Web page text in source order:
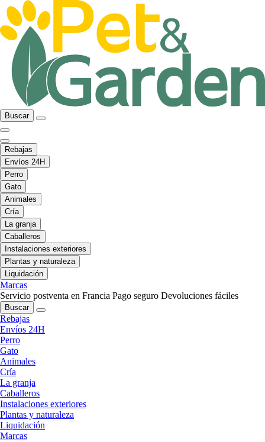
Buscar
Rebajas
Envíos 24H
Perro
Gato
Animales
Cría
La granja
Caballeros
Instalaciones exteriores
Plantas y naturaleza
Liquidación
Marcas
Servicio postventa en Francia Pago seguro Devoluciones fáciles
Buscar
Rebajas
Envíos 24H
Perro
Gato
Animales
Cría
La granja
Caballeros
Instalaciones exteriores
Plantas y naturaleza
Liquidación
Marcas